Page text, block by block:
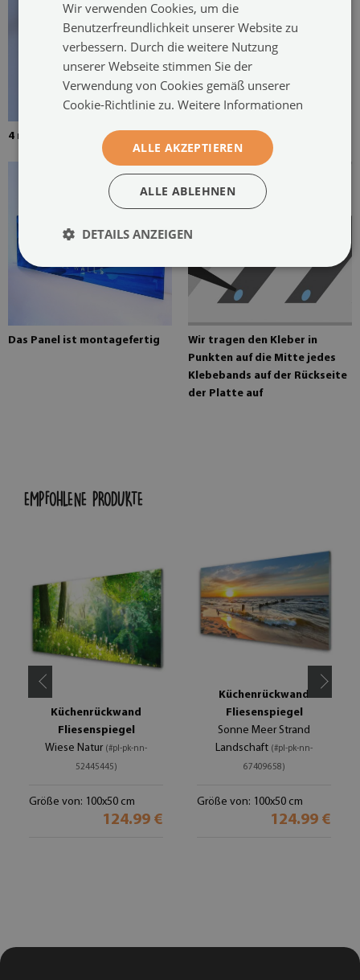
4 mm dickes gehärtetes Glas Montagekleber für Spiegel
Das Panel ist montagefertig
Wir tragen den Kleber in
Punkten auf die Mitte jedes
Klebebands auf der Rückseite
der Platte auf
EMPFOHLENE PRODUKTE
Küchenrückwand
Fliesenspiegel
Wiese Natur (#pl-pk-nn-
52445445)
Größe von: 100x50 cm
124.99 €
Küchenrückwand
Fliesenspiegel
Sonne Meer Strand
Landschaft (#pl-pk-nn-
67409658)
Größe von: 100x50 cm
124.99 €
Wir verwenden Cookies, um die
Benutzerfreundlichkeit unserer Website zu
verbessern. Durch die weitere Nutzung
unserer Webseite stimmen Sie der
Verwendung von Cookies gemäß unserer
Cookie-Richtlinie zu. Weitere Informationen
ALLE AKZEPTIEREN
ALLE ABLEHNEN
DETAILS ANZEIGEN